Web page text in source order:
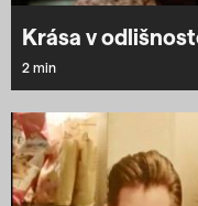
Krása v
2 min